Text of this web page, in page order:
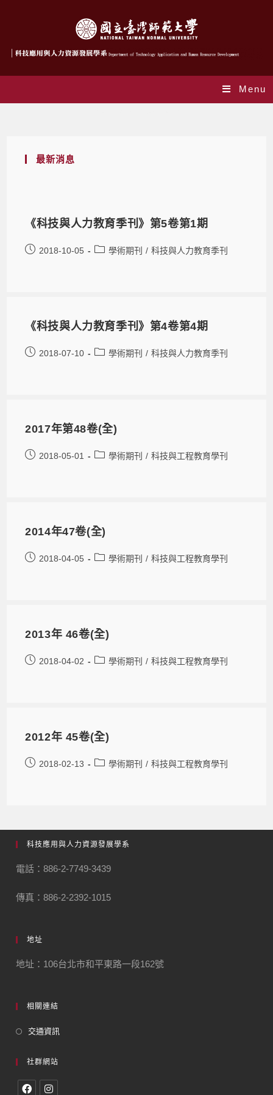
Menu
最新消息
《科技與人力教育季刊》第5卷第1期
2018-10-05 學術期刊 / 科技與人力教育季刊
《科技與人力教育季刊》第4卷第4期
2018-07-10 學術期刊 / 科技與人力教育季刊
2017年第48卷(全)
2018-05-01 學術期刊 / 科技與工程教育學刊
2014年47卷(全)
2018-04-05 學術期刊 / 科技與工程教育學刊
2013年 46卷(全)
2018-04-02 學術期刊 / 科技與工程教育學刊
2012年 45卷(全)
2018-02-13 學術期刊 / 科技與工程教育學刊
科技應用與人力資源發展學系
電話：886-2-7749-3439
傳真：886-2-2392-1015
地址
地址：106台北市和平東路一段162號
相關連結
交通資訊
社群網站